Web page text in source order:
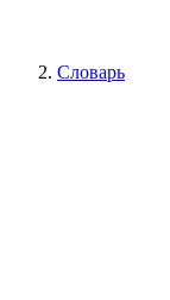
Словарь